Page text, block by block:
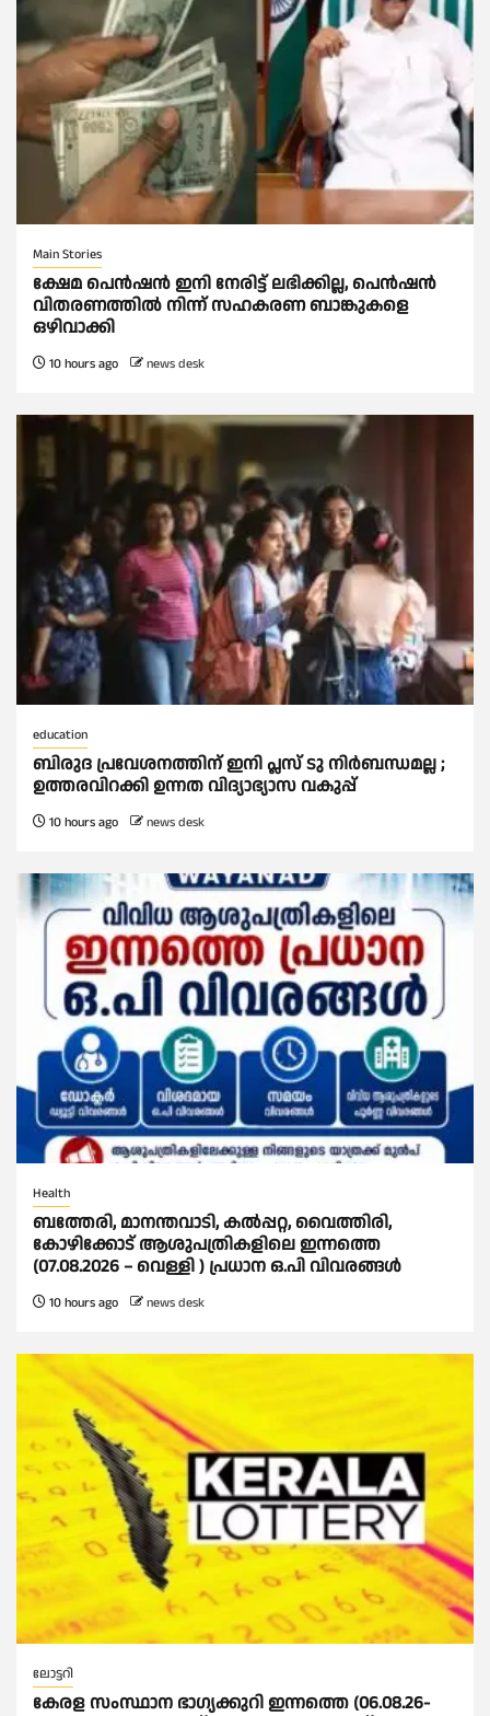
Main Stories
ക്ഷേമ പെൻഷൻ ഇനി നേരിട്ട് ലഭിക്കില്ല, പെൻഷൻ
വിതരണത്തില്‍ നിന്ന് സഹകരണ ബാങ്കുകളെ
ഒഴിവാക്കി
10 hours ago news desk
education
ബിരുദ പ്രവേശനത്തിന് ഇനി പ്ലസ് ടു നിര്‍ബന്ധമല്ല ;
ഉത്തരവിറക്കി ഉന്നത വിദ്യാഭ്യാസ വകുപ്പ്
10 hours ago news desk
Health
ബത്തേരി, മാനന്തവാടി, കൽപ്പറ്റ, വൈത്തിരി,
കോഴിക്കോട് ആശുപത്രികളിലെ ഇന്നത്തെ
(07.08.2026 – വെള്ളി ) പ്രധാന ഒ.പി വിവരങ്ങൾ
10 hours ago news desk
ലോട്ടറി
കേരള സംസ്ഥാന ഭാഗ്യക്കുറി ഇന്നത്തെ (06.08.26-